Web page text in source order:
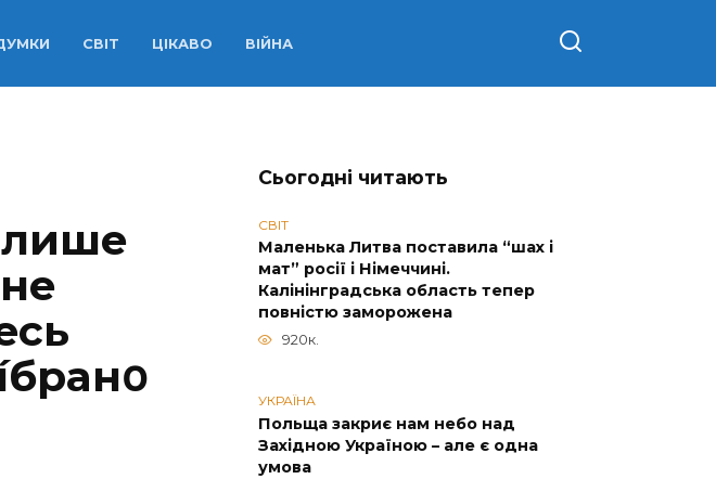
СВІТ ЦІКАВО ВІЙНА
лишe
Сьогодні читають
СВІТ
Маленька Литва поставила “шах і
мат” росії і Німеччині.
Калінінградська область тепер
повністю заморожена
920к.
УКРАЇНА
Польща закриє нам небо над
Західною Україною – але є одна
умова